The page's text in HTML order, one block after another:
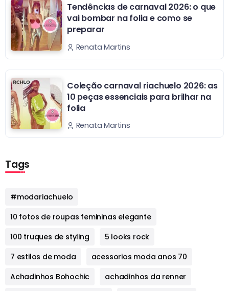
Tendências de carnaval 2026: o que
vai bombar na folia e como se
preparar
Renata Martins
Coleção carnaval riachuelo 2026: as
10 peças essenciais para brilhar na
folia
Renata Martins
Tags
#modariachuelo
10 fotos de roupas femininas elegante
100 truques de styling
5 looks rock
7 estilos de moda
acessorios moda anos 70
Achadinhos Bohochic
achadinhos da renner